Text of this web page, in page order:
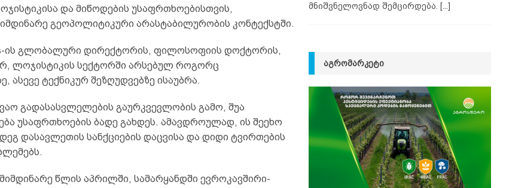
და მიწოდების უსაფრთხოებისთვის,
გეოპოლიტიკური არასტაბილურობის კონტექსტში.
ის გლობალური დირექტორის, ფილოსოფიის დოქტორის,
ლოჯისტიკის სექტორში არსებულ როგორც
ასევე ტექნიკურ შეზღუდვებზე ისაუბრა.
გადასასვლელების გაურკვევლობის გამო, შუა
უსაფრთხოების ბადე გახდეს. ამავდროულად, ის შეეხო
დასავლეთის სანქციების დაცვისა და დიდი ტვირთების
წლის აპრილში, სამარყანდში ევროკავშირი-
მნიშვნელოვნად შემცირდება. [...]
ᲐᲒᲠᲝᲛᲐᲠᲙᲔᲢᲘ